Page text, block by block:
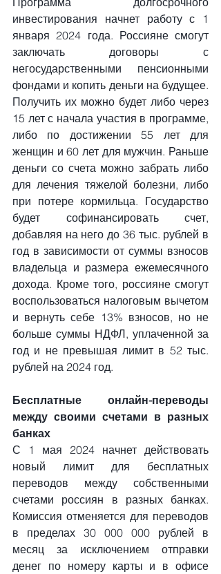
инвестирования начнет работу с 1
января 2024 года. Россияне смогут
заключать договоры с
негосударственными пенсионными
фондами и копить деньги на будущее.
Получить их можно будет либо через
15 лет с начала участия в программе,
либо по достижении 55 лет для
женщин и 60 лет для мужчин. Раньше
деньги со счета можно забрать либо
для лечения тяжелой болезни, либо
при потере кормильца. Государство
будет софинансировать счет,
добавляя на него до 36 тыс. рублей в
год в зависимости от суммы взносов
владельца и размера ежемесячного
дохода. Кроме того, россияне смогут
воспользоваться налоговым вычетом
и вернуть себе 13% взносов, но не
больше суммы НДФЛ, уплаченной за
год и не превышая лимит в 52 тыс.
рублей на 2024 год.
Бесплатные онлайн-переводы
между своими счетами в разных
банках
С 1 мая 2024 начнет действовать
новый лимит для бесплатных
переводов между собственными
счетами россиян в разных банках.
Комиссия отменяется для переводов
в пределах 30 000 000 рублей в
месяц за исключением отправки
денег по номеру карты и в офисе